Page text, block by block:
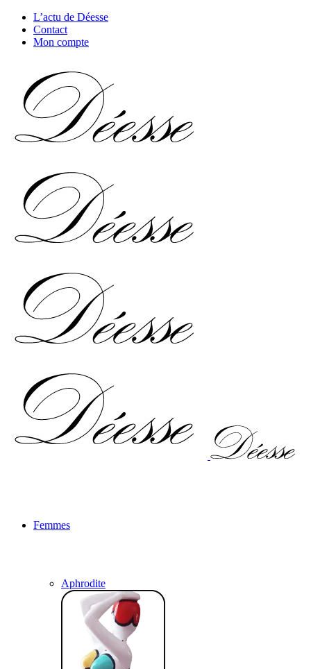
L’actu de Déesse
Contact
Mon compte
Femmes
Aphrodite